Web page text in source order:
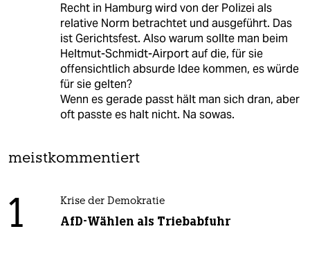
Recht in Hamburg wird von der Polizei als
relative Norm betrachtet und ausgeführt. Das
ist Gerichtsfest. Also warum sollte man beim
Heltmut-Schmidt-Airport auf die, für sie
offensichtlich absurde Idee kommen, es würde
für sie gelten?
Wenn es gerade passt hält man sich dran, aber
oft passte es halt nicht. Na sowas.
meistkommentiert
1 Krise der Demokratie
AfD-Wählen als Triebabfuhr